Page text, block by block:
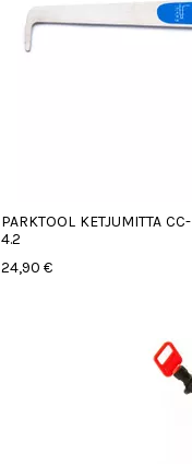
PARKTOOL KETJUMITTA CC-
4.2
24,90 €